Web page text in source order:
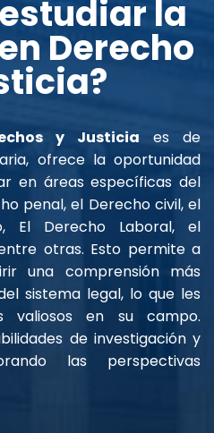
la
Derecho
y Justicia es de
ofrece la oportunidad
en áreas específicas del
penal, el Derecho civil, el
El Derecho Laboral, el
otras. Esto permite a
una comprensión más
sistema legal, lo que les
valiosos en su campo.
de investigación y
las perspectivas